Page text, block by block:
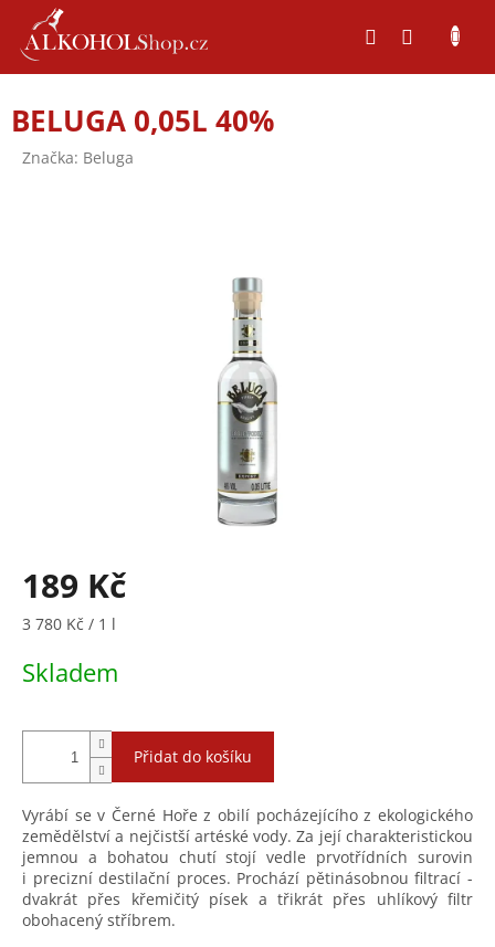
obsah
BELUGA 0,05L 40%
Značka: Beluga
189 Kč
Měrná
3 780 Kč / 1 l
Skladem
Přidat do košíku
Vyrábí se v Černé Hoře z obilí pocházejícího z ekologického
zemědělství a nejčistší artéské vody. Za její charakteristickou
jemnou a bohatou chutí stojí vedle prvotřídních surovin
i precizní destilační proces. Prochází pětinásobnou filtrací -
dvakrát přes křemičitý písek a třikrát přes uhlíkový filtr
obohacený stříbrem.